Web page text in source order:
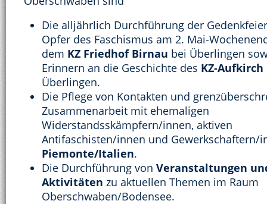
Die alljährlich Durchführung der
Opfer des Faschismus am 2. Mai-
dem KZ Friedhof Birnau bei Überlingen
Erinnern an die Geschichte des KZ-Aufkirch
Überlingen.
Die Pflege von Kontakten und
Zusammenarbeit mit ehemaligen
Widerstandsskämpfern/innen, aktiven
Antifaschisten/innen und Gewerkschaftern/
Piemonte/Italien.
Die Durchführung von Veranstaltungen
Aktivitäten zu aktuellen Themen im Raum
Oberschwaben/Bodensee.